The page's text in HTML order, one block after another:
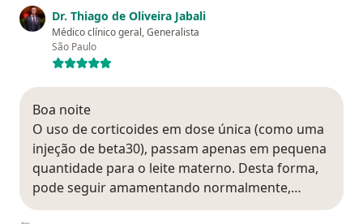
Dr. Thiago de Oliveira Jabali
Médico clínico geral, Generalista
São Paulo
Boa noite
O uso de corticoides em dose única (como uma
injeção de beta30), passam apenas em pequena
quantidade para o leite materno. Desta forma,
pode seguir amamentando normalmente,…